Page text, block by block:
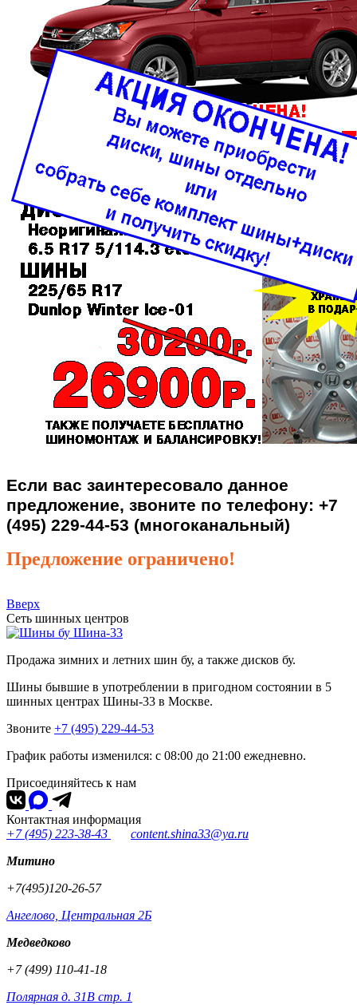
Если вас заинтересовало данное
предложение, звоните по телефону: +7
(495) 229-44-53 (многоканальный)
Предложение ограничено!
Вверх
Сеть шинных центров
Шина-33
Продажа зимних и летних шин бу, а также дисков бу.
Шины бывшие в употреблении в пригодном состоянии в 5
шинных центрах Шины-33 в Москве.
Звоните +7 (495) 229-44-53
График работы изменился: с 08:00 до 21:00 ежедневно.
Присоединяйтесь к нам
Контактная информация
+7 (495) 223-38-43
content.shina33@ya.ru
Митино
+7(495)120-26-57
Ангелово, Центральная 2Б
Медведково
+7 (499) 110-41-18
Полярная д. 31В стр. 1